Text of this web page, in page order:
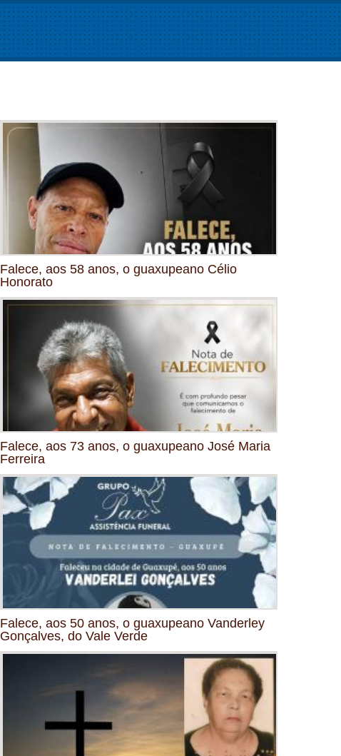
Falece, aos 58 anos, o guaxupeano Célio
Honorato
Falece, aos 73 anos, o guaxupeano José Maria
Ferreira
Falece, aos 50 anos, o guaxupeano Vanderley
Gonçalves, do Vale Verde